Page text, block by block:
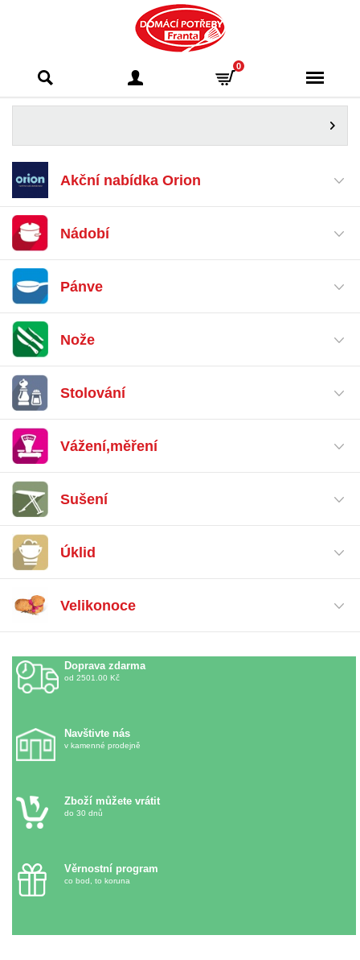
Franta - Příbram
0
Akční nabídka Orion
Nádobí
Pánve
Nože
Stolování
Vážení,měření
Sušení
Úklid
Velikonoce
Doprava zdarma
od 2501.00 Kč
Navštivte nás
v kamenné prodejně
Zboží můžete vrátit
do 30 dnů
Věrnostní program
co bod, to koruna